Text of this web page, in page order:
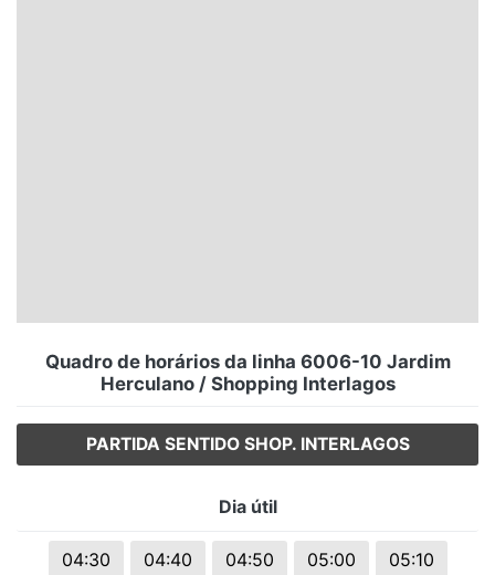
Quadro de horários da linha 6006-10 Jardim
Herculano / Shopping Interlagos
PARTIDA SENTIDO SHOP. INTERLAGOS
Dia útil
04:30 04:40 04:50 05:00
05:10